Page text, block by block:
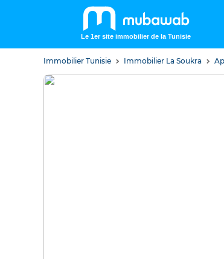
Le 1er site immobilier de la Tunisie
Immobilier Tunisie Immobilier La Soukra